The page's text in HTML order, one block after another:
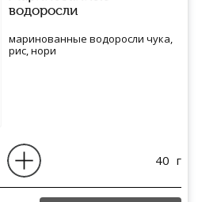
водоросли
маринованные водоросли чука,
рис, нори
40 г